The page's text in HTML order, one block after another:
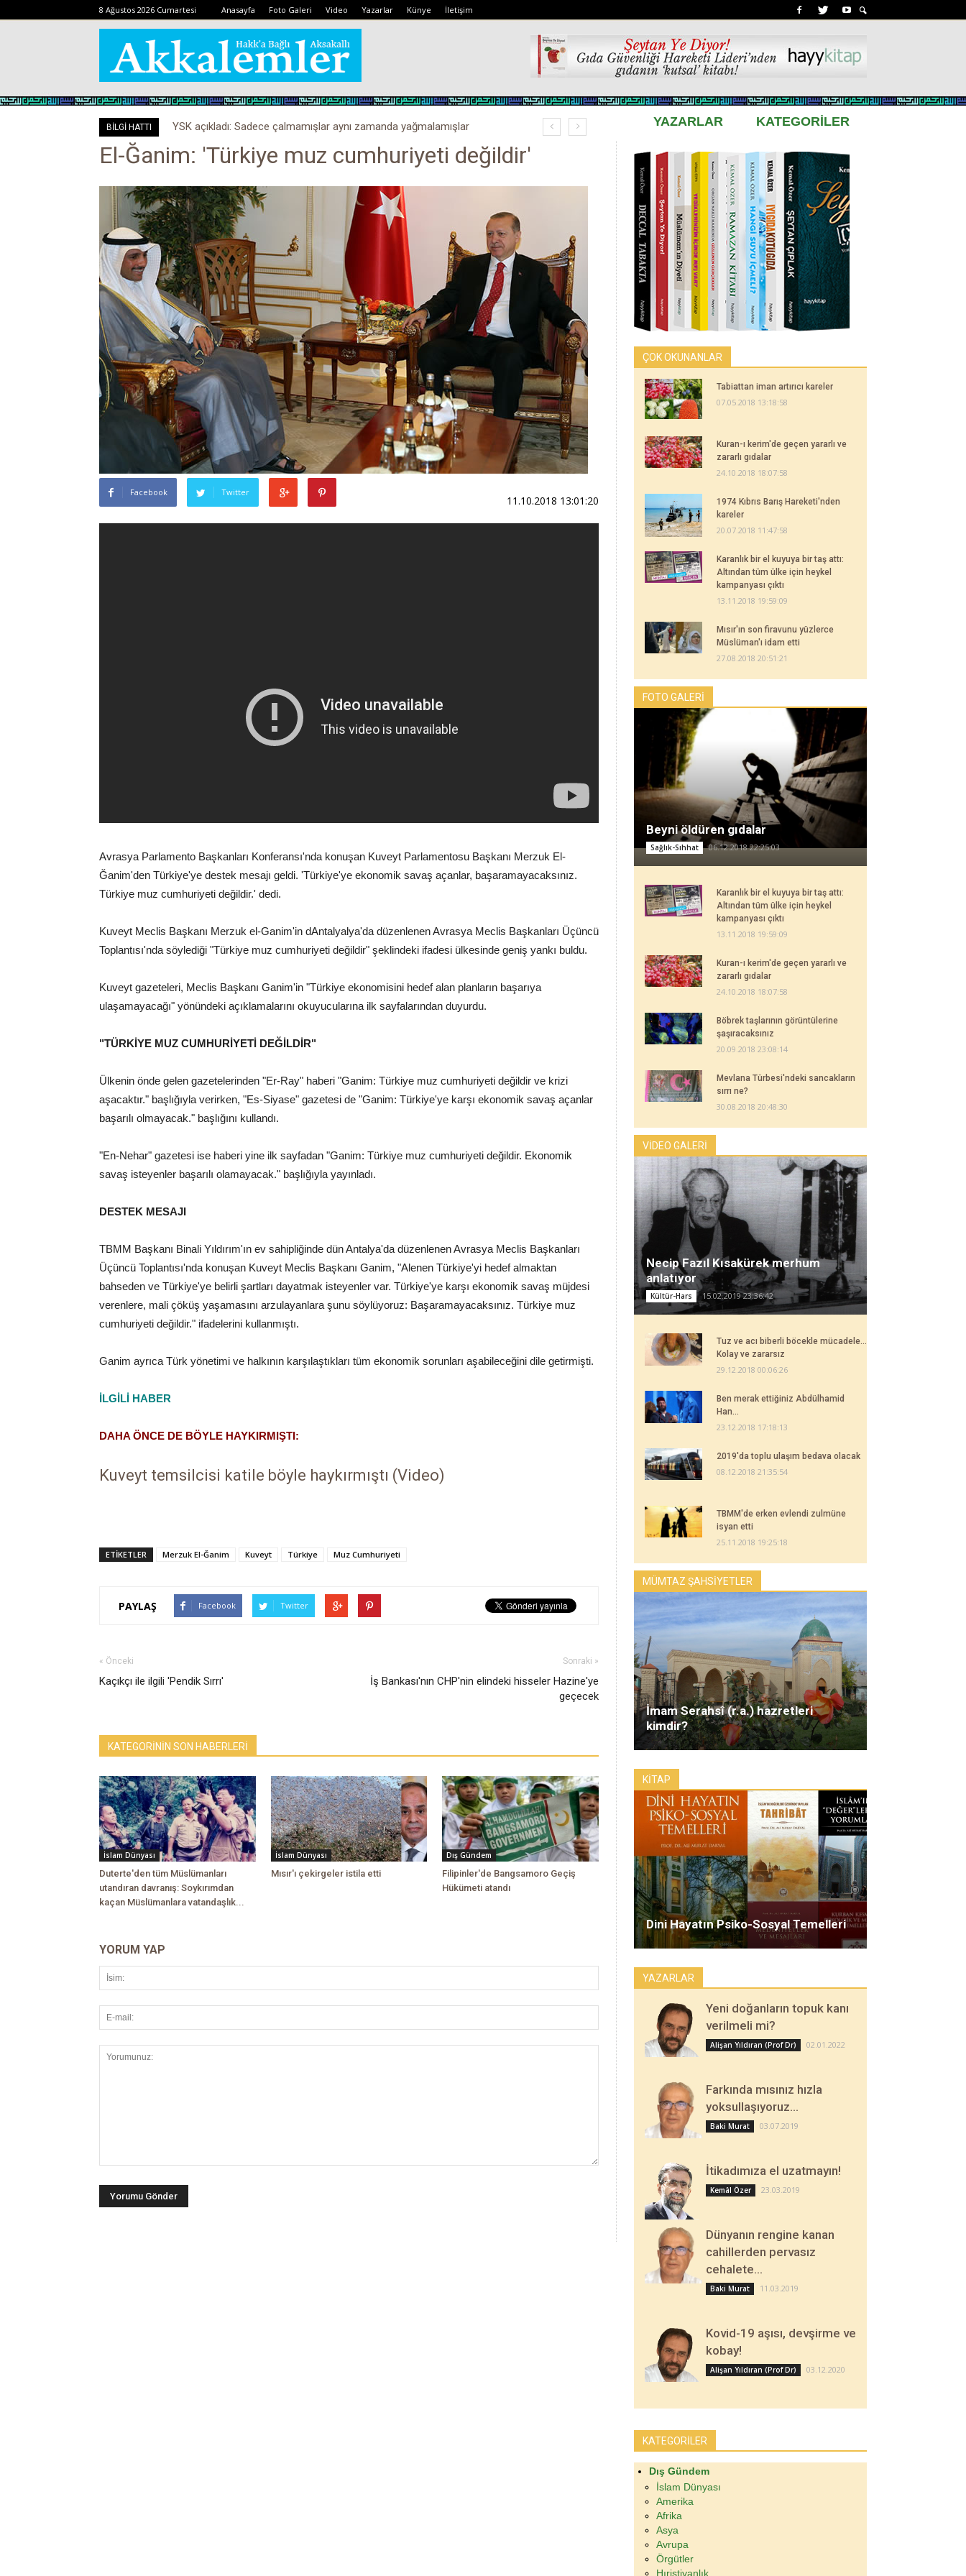
8 Ağustos 2026 Cumartesi Anasayfa Foto Galeri Video Yazarlar Künye İletişim
BİLGİ HATTI YSK açıkladı: Sadece çalmamışlar aynı zamanda yağmalamışlar YAZARLAR KATEGORİLER
El-Ğanim: 'Türkiye muz cumhuriyeti değildir'
Facebook Twitter
11.10.2018 13:01:20
Avrasya Parlamento Başkanları Konferansı'nda konuşan Kuveyt Parlamentosu Başkanı Merzuk El-
Ğanim'den Türkiye'ye destek mesajı geldi. 'Türkiye'ye ekonomik savaş açanlar, başaramayacaksınız.
Türkiye muz cumhuriyeti değildir.' dedi.
Kuveyt Meclis Başkanı Merzuk el-Ganim'in dAntalyalya'da düzenlenen Avrasya Meclis Başkanları Üçüncü
Toplantısı'nda söylediği "Türkiye muz cumhuriyeti değildir" şeklindeki ifadesi ülkesinde geniş yankı buldu.
Kuveyt gazeteleri, Meclis Başkanı Ganim'in "Türkiye ekonomisini hedef alan planların başarıya
ulaşamayacağı" yönündeki açıklamalarını okuyucularına ilk sayfalarından duyurdu.
"TÜRKİYE MUZ CUMHURİYETİ DEĞİLDİR"
Ülkenin önde gelen gazetelerinden "Er-Ray" haberi "Ganim: Türkiye muz cumhuriyeti değildir ve krizi
aşacaktır." başlığıyla verirken, "Es-Siyase" gazetesi de "Ganim: Türkiye'ye karşı ekonomik savaş açanlar
başarılı olmayacak." başlığını kullandı.
"En-Nehar" gazetesi ise haberi yine ilk sayfadan "Ganim: Türkiye muz cumhuriyeti değildir. Ekonomik
savaş isteyenler başarılı olamayacak." başlığıyla yayınladı.
DESTEK MESAJI
TBMM Başkanı Binali Yıldırım'ın ev sahipliğinde dün Antalya'da düzenlenen Avrasya Meclis Başkanları
Üçüncü Toplantısı'nda konuşan Kuveyt Meclis Başkanı Ganim, "Alenen Türkiye'yi hedef almaktan
bahseden ve Türkiye'ye belirli şartları dayatmak isteyenler var. Türkiye'ye karşı ekonomik savaş müjdesi
verenlere, mali çöküş yaşamasını arzulayanlara şunu söylüyoruz: Başaramayacaksınız. Türkiye muz
cumhuriyeti değildir." ifadelerini kullanmıştı.
Ganim ayrıca Türk yönetimi ve halkının karşılaştıkları tüm ekonomik sorunları aşabileceğini dile getirmişti.
İLGİLİ HABER
DAHA ÖNCE DE BÖYLE HAYKIRMIŞTI:
Kuveyt temsilcisi katile böyle haykırmıştı (Video)
ETİKETLER Merzuk El-Ğanim Kuveyt Türkiye Muz Cumhuriyeti
PAYLAŞ Facebook Twitter
« Önceki
Kaçıkçı ile ilgili 'Pendik Sırrı'
Sonraki »
İş Bankası'nın CHP'nin elindeki hisseler Hazine'ye
geçecek
KATEGORİNİN SON HABERLERİ
İslam Dünyası
Duterte'den tüm Müslümanları
utandıran davranış: Soykırımdan
kaçan Müslümanlara vatandaşlık...
İslam Dünyası
Mısır'ı çekirgeler istila etti
Dış Gündem
Filipinler'de Bangsamoro Geçiş
Hükümeti atandı
YORUM YAP
ÇOK OKUNANLAR
Tabiattan iman artırıcı kareler
07.05.2018 13:18:58
Kuran-ı kerim'de geçen yararlı ve
zararlı gıdalar
24.10.2018 18:07:58
1974 Kıbrıs Barış Hareketi'nden
kareler
20.07.2018 11:47:58
Karanlık bir el kuyuya bir taş attı:
Altından tüm ülke için heykel
kampanyası çıktı
13.11.2018 19:59:09
Mısır'ın son firavunu yüzlerce
Müslüman'ı idam etti
27.08.2018 20:51:21
FOTO GALERİ
Beyni öldüren gıdalar
Sağlık-Sıhhat 06.12.2018 22:25:03
Karanlık bir el kuyuya bir taş attı:
Altından tüm ülke için heykel
kampanyası çıktı
13.11.2018 19:59:09
Kuran-ı kerim'de geçen yararlı ve
zararlı gıdalar
24.10.2018 18:07:58
Böbrek taşlarının görüntülerine
şaşıracaksınız
20.09.2018 23:08:14
Mevlana Türbesi'ndeki sancakların
sırrı ne?
30.08.2018 20:48:30
VİDEO GALERİ
Necip Fazıl Kısakürek merhum
anlatıyor
Kültür-Hars 15.02.2019 23:36:42
Tuz ve acı biberli böcekle mücadele...
Kolay ve zararsız
29.12.2018 00:06:26
Ben merak ettiğiniz Abdülhamid
Han...
23.12.2018 17:18:13
2019'da toplu ulaşım bedava olacak
08.12.2018 21:35:54
TBMM'de erken evlendi zulmüne
isyan etti
25.11.2018 19:25:18
MÜMTAZ ŞAHSİYETLER
İmam Serahsî (r.a.) hazretleri
kimdir?
KİTAP
Dini Hayatın Psiko-Sosyal Temelleri
YAZARLAR
Yeni doğanların topuk kanı
verilmeli mi?
Alişan Yıldıran (Prof Dr) 02.01.2022
Farkında mısınız hızla
yoksullaşıyoruz…
Baki Murat 03.07.2019
İtikadımıza el uzatmayın!
Kemâl Özer 23.03.2019
Dünyanın rengine kanan
cahillerden pervasız
cehalete…
Baki Murat 11.03.2019
Kovid-19 aşısı, devşirme ve
kobay!
Alişan Yıldıran (Prof Dr) 03.12.2020
KATEGORİLER
Dış Gündem
İslam Dünyası
Amerika
Afrika
Asya
Avrupa
Örgütler
Hıristiyanlık